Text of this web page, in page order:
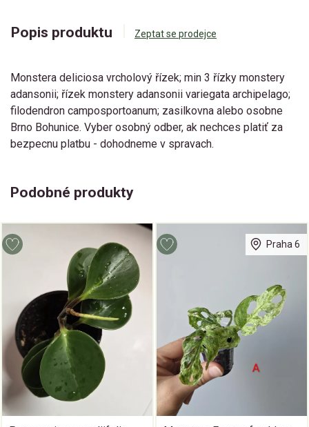
Popis produktu Zeptat se prodejce
Monstera deliciosa vrcholový řízek; min 3 řízky monstery
adansonii; řízek monstery adansonii variegata archipelago;
filodendron camposportoanum; zasilkovna alebo osobne
Brno Bohunice. Vyber osobný odber, ak nechces platiť za
bezpecnu platbu - dohodneme v spravach.
Podobné produkty
Praha 6